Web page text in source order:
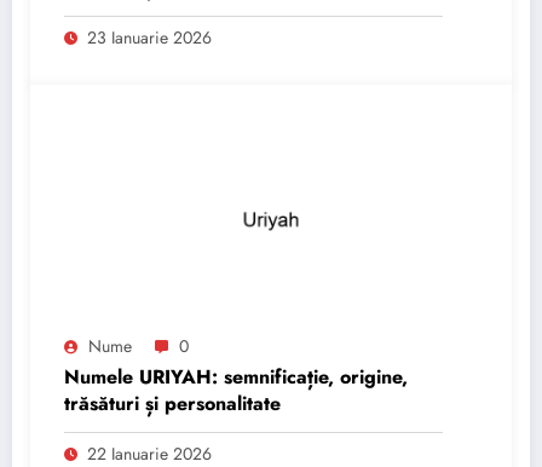
23 Ianuarie 2026
Nume 0
Numele URIYAH: semnificație, origine,
trăsături și personalitate
22 Ianuarie 2026